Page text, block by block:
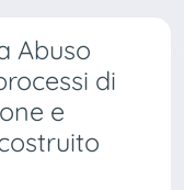
Abuso
di
e